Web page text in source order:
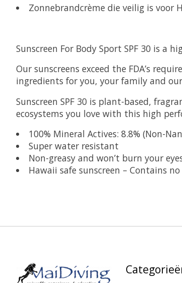
Zonnebrandcrème die veilig is voor
Sunscreen For Body Sport SPF 30 is a
Our sunscreens exceed the FDA’s
ingredients for you, your family and
Sunscreen SPF 30 is plant-based,
ecosystems you love with this high
100% Mineral Actives: 8.8% (Non-
Super water resistant
Non-greasy and won’t burn your
Hawaii safe sunscreen – Contains